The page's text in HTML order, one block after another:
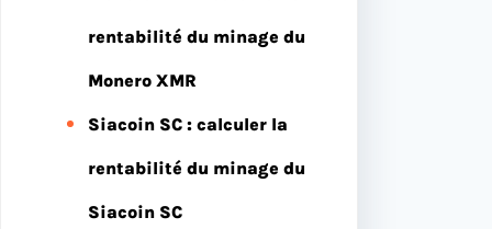
rentabilité du minage du
Monero XMR
Siacoin SC : calculer la
rentabilité du minage du
Siacoin SC